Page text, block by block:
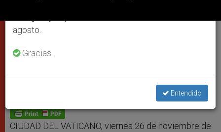
Hoy en el Palacio Apostólico
NOVIEMBRE 26, 2010 00:00
a
p
p
s
g
e
r
c
o
k
i
r
a
CIUDAD DEL VATICANO, viernes 26 de noviembre de
agosto.
Gracias.
Entendido